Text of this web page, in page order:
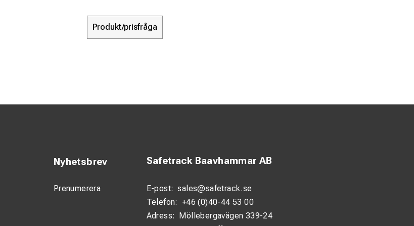
Produkt/prisfråga
Nyhetsbrev
Prenumerera
Safetrack Baavhammar AB
E-post: sales@safetrack.se
Telefon: +46 (0)40-44 53 00
Adress: Möllebergavägen 339-24